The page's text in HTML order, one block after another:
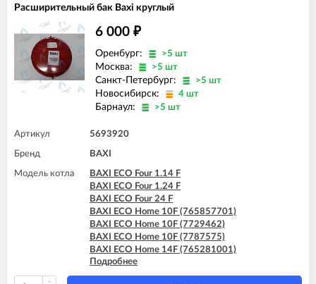
Расширительный бак Baxi круглый
6 000 ₽
Оренбург: >5 шт
Москва: >5 шт
Санкт-Петербург: >5 шт
Новосибирск: 4 шт
Барнаул: >5 шт
Артикул 5693920
Бренд BAXI
Модель котла
BAXI ECO Four 1.14 F
BAXI ECO Four 1.24 F
BAXI ECO Four 24 F
BAXI ECO Home 10F (765857701)
BAXI ECO Home 10F (7729462)
BAXI ECO Home 10F (7787575)
BAXI ECO Home 14F (765281001)
BAXI ECO Home 14F (7729463)
BAXI ECO Home 14F (7787576)
Подробнее